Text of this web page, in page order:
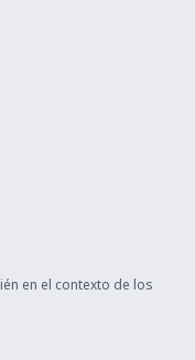
en el contexto de los